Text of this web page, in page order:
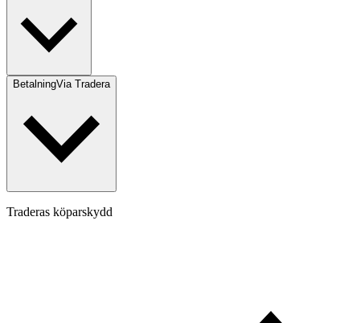
BetalningVia Tradera
Traderas köparskydd